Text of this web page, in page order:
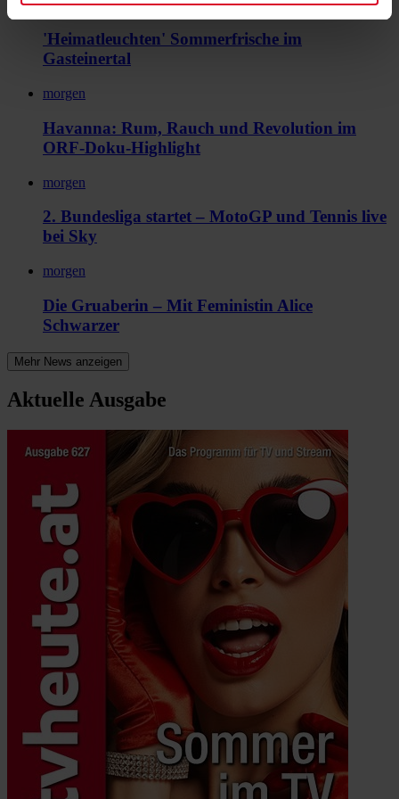
morgen
'Heimatleuchten' Sommerfrische im
Gasteinertal
morgen
Havanna: Rum, Rauch und Revolution im
ORF-Doku-Highlight
morgen
2. Bundesliga startet – MotoGP und Tennis live
bei Sky
morgen
Die Gruaberin – Mit Feministin Alice
Schwarzer
Mehr News anzeigen
Aktuelle Ausgabe